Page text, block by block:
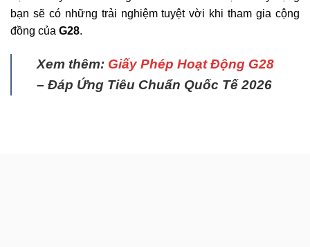
bạn sẽ có những trải nghiệm tuyệt vời khi tham gia cộng
đồng của G28.
Xem thêm: Giấy Phép Hoạt Động G28
– Đáp Ứng Tiêu Chuẩn Quốc Tế 2026